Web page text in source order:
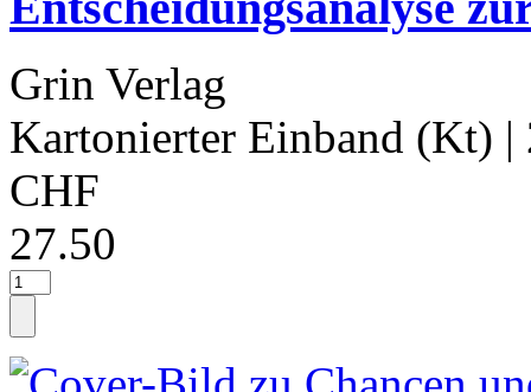
Grin Verlag
Kartonierter Einband (Kt) |
CHF
27.50